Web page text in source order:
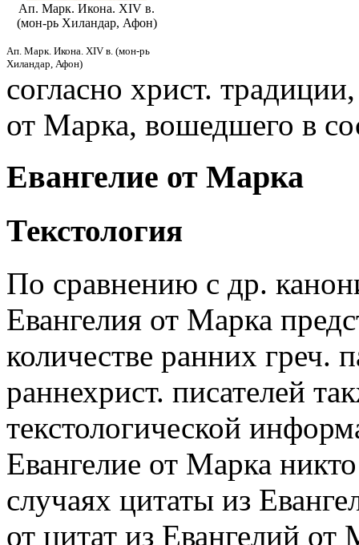
Ап. Марк. Икона. XIV в.
(мон-рь Хиландар, Афон)
Ап. Марк. Икона. XIV в. (мон-рь
Хиландар, Афон)
согласно христ.
от Марка, вошедшего в
Евангелие от Марка
Текстология
По сравнению с др.
Евангелия от Марка
количестве ранних греч.
раннехрист. писателей
текстологической
Евангелие от Марка
случаях цитаты из
от цитат из Евангелий